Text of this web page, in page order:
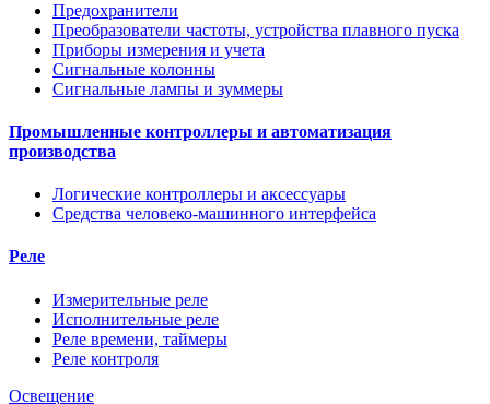
Предохранители
Преобразователи частоты, устройства плавного пуска
Приборы измерения и учета
Сигнальные колонны
Сигнальные лампы и зуммеры
Промышленные контроллеры и автоматизация
производства
Логические контроллеры и аксессуары
Средства человеко-машинного интерфейса
Реле
Измерительные реле
Исполнительные реле
Реле времени, таймеры
Реле контроля
Освещение